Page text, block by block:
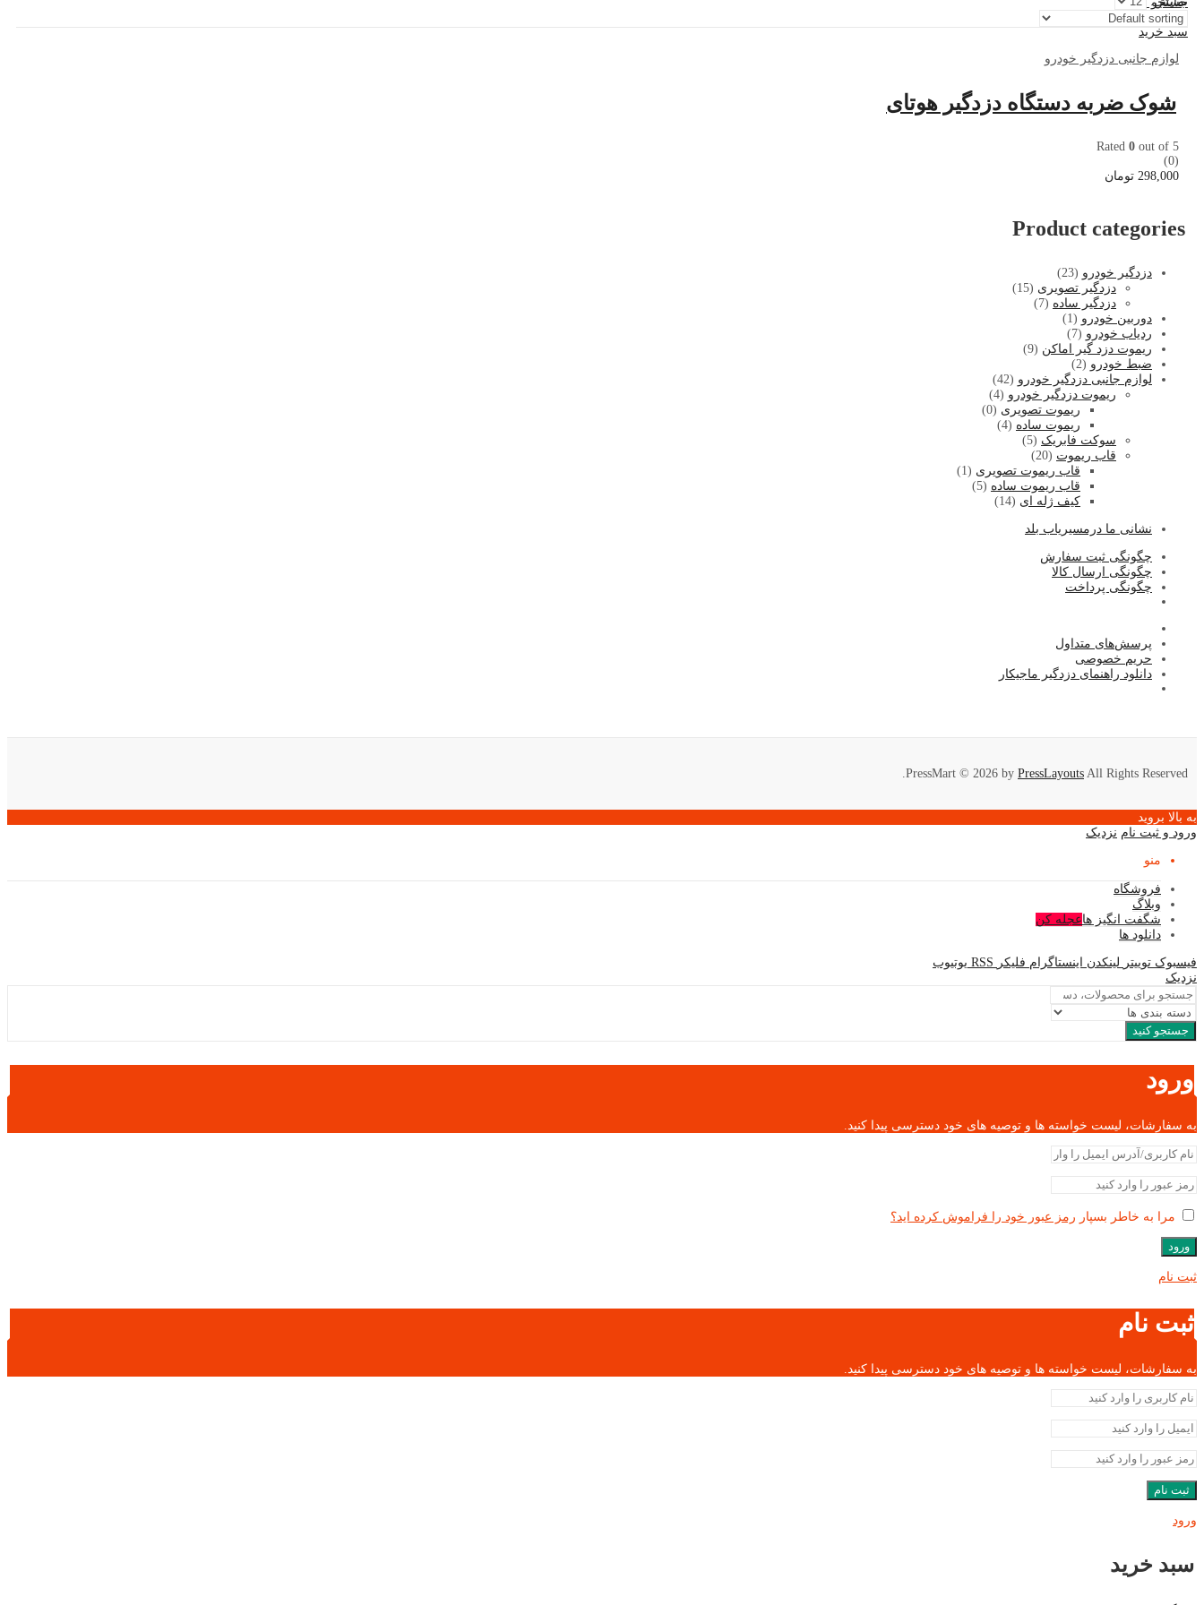
0
سبد خرید
لوازم جانبی دزدگیر خودرو
شوک ضربه دستگاه دزدگیر هوتای
Rated 0 out of 5
(0)
298,000 تومان
Product categories
دزدگیر خودرو (23)
دزدگیر تصویری (15)
دزدگیر ساده (7)
دوربین خودرو (1)
ردیاب خودرو (7)
ریموت دزد گیر اماکن (9)
ضبط خودرو (2)
لوازم جانبی دزدگیر خودرو (42)
ریموت دزدگیر خودرو (4)
ریموت تصویری (0)
ریموت ساده (4)
سوکت فابریک (5)
قاب ریموت (20)
قاب ریموت تصویری (1)
قاب ریموت ساده (5)
کیف ژله ای (14)
نشانی ما درمسیریاب بلد
چگونگی ثبت سفارش
چگونگی ارسال کالا
چگونگی پرداخت
پرسش‌های متداول
حریم خصوصی
دانلود راهنمای دزدگیر ماجیکار
PressMart © 2026 by PressLayouts All Rights Reserved.
به بالا بروید
ورود و ثبت نام نزدیک
منو
فروشگاه
وبلاگ
شگفت انگیز هاعجله کن
دانلود ها
فیسبوک توییتر لینکدن اینستاگرام فلیکر RSS یوتیوب
نزدیک
جستجو کنید
ورود
به سفارشات، لیست خواسته ها و توصیه های خود دسترسی پیدا کنید.
مرا به خاطر بسپار رمز عبور خود را فراموش کرده اید؟
ورود
ثبت نام
ثبت نام
به سفارشات، لیست خواسته ها و توصیه های خود دسترسی پیدا کنید.
ثبت نام
ورود
سبد خرید